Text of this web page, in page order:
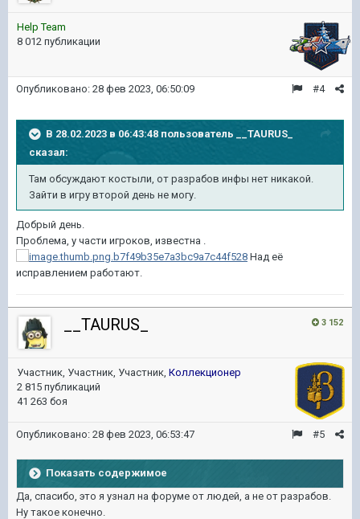
Help Team
8 012 публикации
#4
Опубликовано: 28 фев 2023, 06:50:09
В 28.02.2023 в 06:43:48 пользователь
__TAURUS_
сказал:
Там обсуждают костыли, от разрабов инфы нет никакой.
Зайти в игру второй день не могу.
Добрый день.
Проблема, у части игроков, известна .
Над её
исправлением работают.
3 152
__TAURUS_
Участник, Участник, Участник, Коллекционер
2 815 публикаций
41 263 боя
#5
Опубликовано: 28 фев 2023, 06:53:47
Показать содержимое
Да, спасибо, это я узнал на форуме от людей, а не от разрабов.
Ну такое конечно.